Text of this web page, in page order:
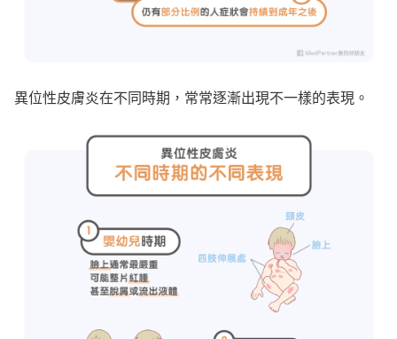
異位性皮膚炎在不同時期，常常逐漸出現不一樣的表現。